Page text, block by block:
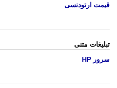
قیمت ارتودنسی
تبلیغات متنی
سرور HP